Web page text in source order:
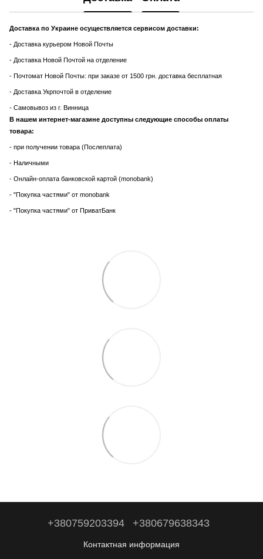
Доставка по Украине осуществляется сервисом доставки:
- Доставка курьером Новой Почты
- Доставка Новой Почтой на отделение
- Почтомат Новой Почты: при заказе от 1500 грн. доставка бесплатная
- Доставка Укрпочтой в отделение
- Самовывоз из г. Винница
В нашем интернет-магазине доступны следующие способы оплаты
товара:
- при получении товара (Послеплата)
- Наличными
- Онлайн-оплата банковской картой (monobank)
- "Покупка частями" от monobank
- "Покупка частями" от ПриватБанк
+380759203394 +380679638343
Контактная информация